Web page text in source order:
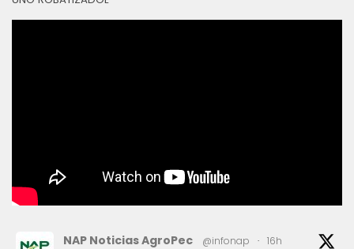
NAP Noticias AgroPec @infonap · 16h